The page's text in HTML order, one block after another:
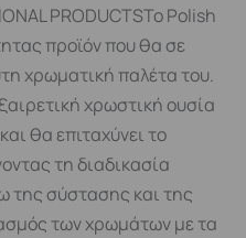
PRODUCTSΤο Polish
προϊόν που θα σε
χρωματική παλέτα του.
χρωστική ουσία
θα επιταχύνει το
τη διαδικασία
της σύστασης και της
των χρωμάτων με τα